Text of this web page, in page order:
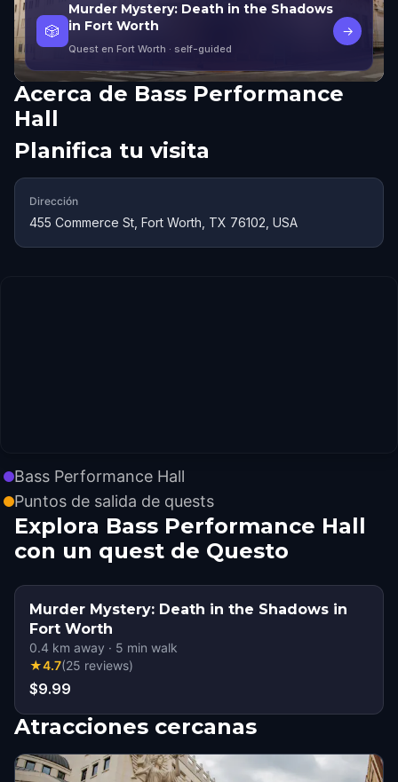
🎲
Murder Mystery: Death in the Shadows
in Fort Worth
Quest en Fort Worth · self-guided
→
Acerca de Bass Performance
Hall
Planifica tu visita
Dirección
455 Commerce St, Fort Worth, TX 76102, USA
Bass Performance Hall
Puntos de salida de quests
Explora Bass Performance Hall
con un quest de Questo
Murder Mystery: Death in the Shadows in
Fort Worth
0.4 km away · 5 min walk
★4.7(25 reviews)
$9.99
Atracciones cercanas